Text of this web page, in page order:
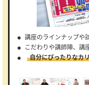
講座のラインナップや
こだわりや講師陣、講
自分にぴったりなカ